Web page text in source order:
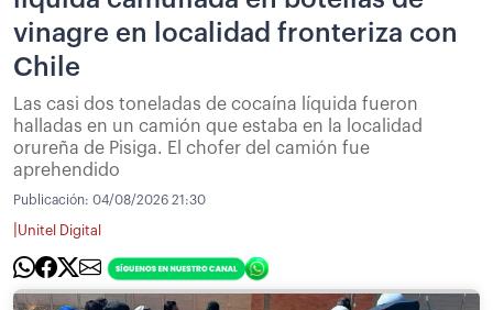
vinagre en localidad fronteriza con
Chile
Las casi dos toneladas de cocaína líquida fueron
halladas en un camión que estaba en la localidad
orureña de Pisiga. El chofer del camión fue
aprehendido
Publicación: 04/08/2026 21:30
Unitel Digital